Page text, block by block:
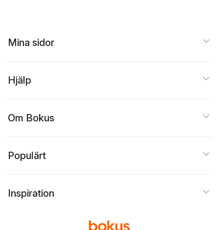
Mina sidor
Hjälp
Om Bokus
Populärt
Inspiration